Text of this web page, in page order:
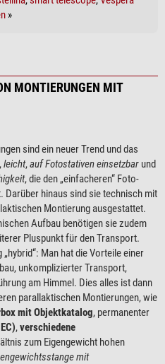
»
MONTIERUNGEN MIT
sind ein neuer Trend und das
,leicht,auf Fotostativen einsetzbar und
, die den „einfacheren“ Foto-
Darüber hinaus sind sie technisch mit
Montierung ausgestattet.
Aufbau benötigen sie zudem
Pluspunkt für den Transport.
Man hat die Vorteile einer
unkomplizierter Transport,
am Himmel. Dies alles ist dann
parallaktischen Montierungen, wie
mit Objektkatalog, permanenter
,verschiedene
zum Eigengewicht hohen
mit